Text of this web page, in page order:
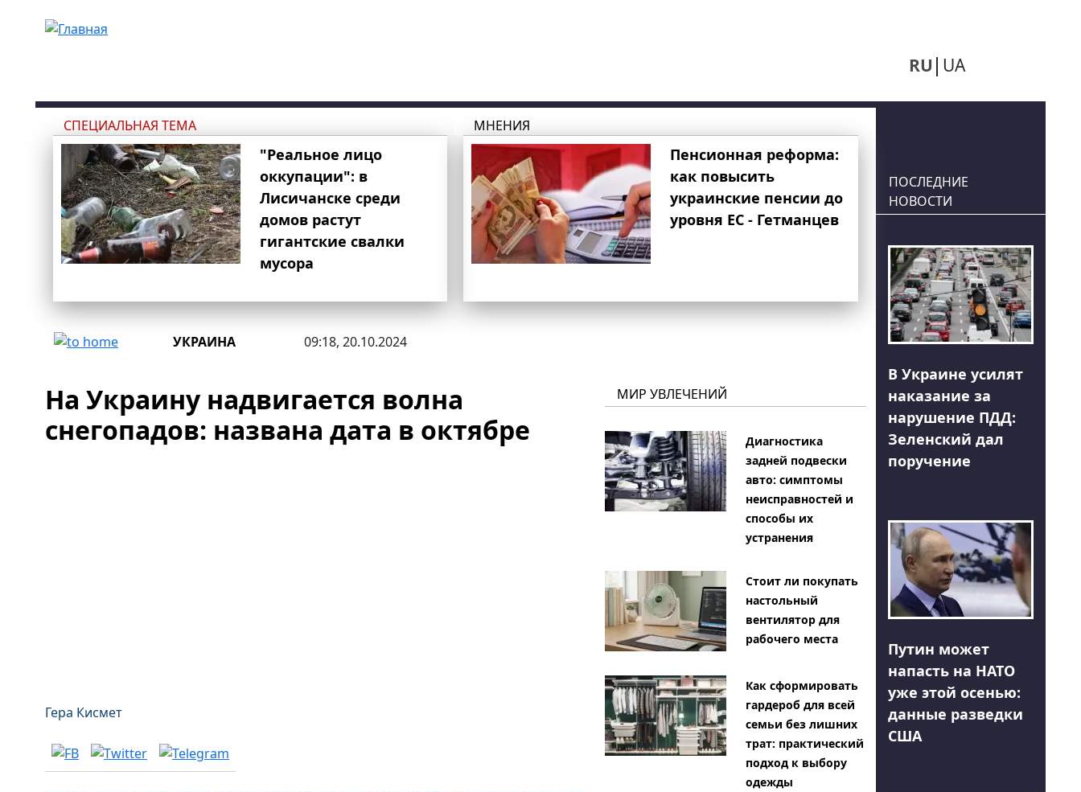
RU UA
СПЕЦИАЛЬНАЯ ТЕМА
"Реальное лицо
оккупации": в
Лисичанске среди
домов растут
гигантские свалки
мусора
МНЕНИЯ
Пенсионная реформа:
как повысить
украинские пенсии до
уровня ЕС - Гетманцев
УКРАИНА 09:18, 20.10.2024
На Украину надвигается волна
снегопадов: названа дата в октябре
Гера Кисмет
МИР УВЛЕЧЕНИЙ
Диагностика
задней подвески
авто: симптомы
неисправностей и
способы их
устранения
Стоит ли покупать
настольный
вентилятор для
рабочего места
Как сформировать
гардероб для всей
семьи без лишних
трат: практический
подход к выбору
одежды
ПОСЛЕДНИЕ
НОВОСТИ
В Украине усилят
наказание за
нарушение ПДД:
Зеленский дал
поручение
Путин может
напасть на НАТО
уже этой осенью:
данные разведки
США